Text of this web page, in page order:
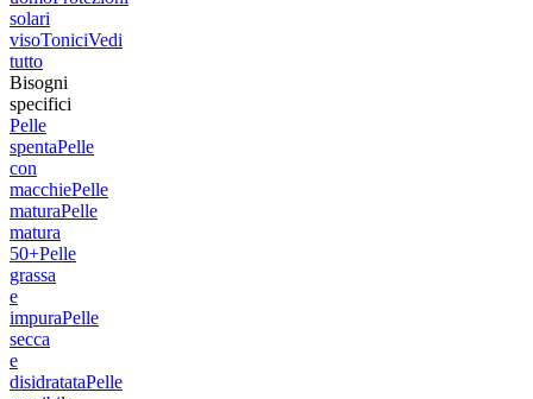
solari
visoToniciVedi
tutto
Bisogni
specifici
Pelle
spentaPelle
con
macchiePelle
maturaPelle
matura
50+Pelle
grassa
e
impuraPelle
secca
e
disidratataPelle